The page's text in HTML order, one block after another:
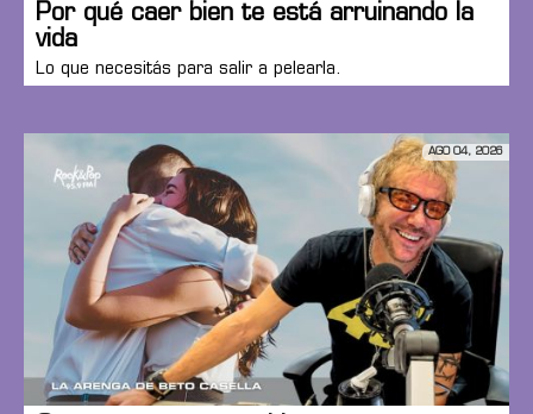
Por qué caer bien te está arruinando la
vida
Lo que necesitás para salir a pelearla.
AGO 04, 2026